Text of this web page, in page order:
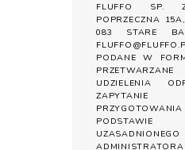
FLUFFO SP.
POPRZECZNA
083 STARE
PODANE W
UDZIELENIA